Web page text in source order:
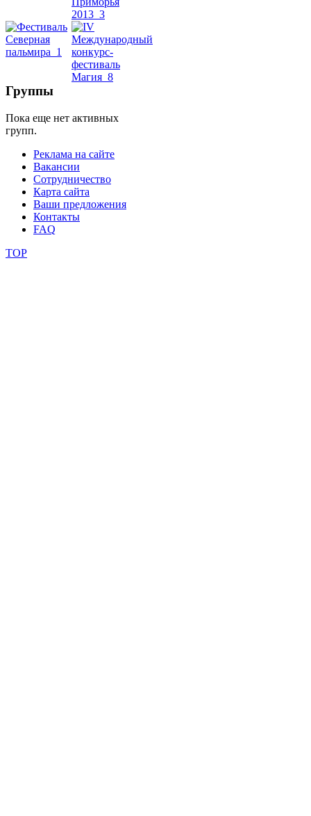
уроки
Группы
Пока еще нет активных
групп.
Реклама на сайте
Вакансии
Сотрудничество
Карта сайта
Ваши предложения
Контакты
FAQ
TOP